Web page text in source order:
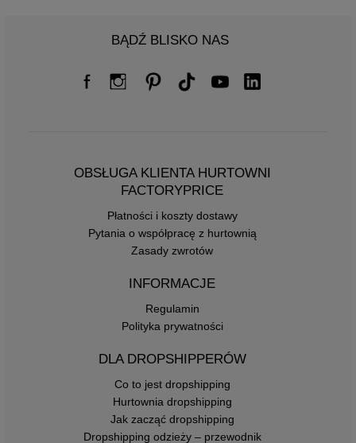
BĄDŹ BLISKO NAS
OBSŁUGA KLIENTA HURTOWNI
FACTORYPRICE
Płatności i koszty dostawy
Pytania o współpracę z hurtownią
Zasady zwrotów
INFORMACJE
Regulamin
Polityka prywatności
DLA DROPSHIPPERÓW
Co to jest dropshipping
Hurtownia dropshipping
Jak zacząć dropshipping
Dropshipping odzieży – przewodnik